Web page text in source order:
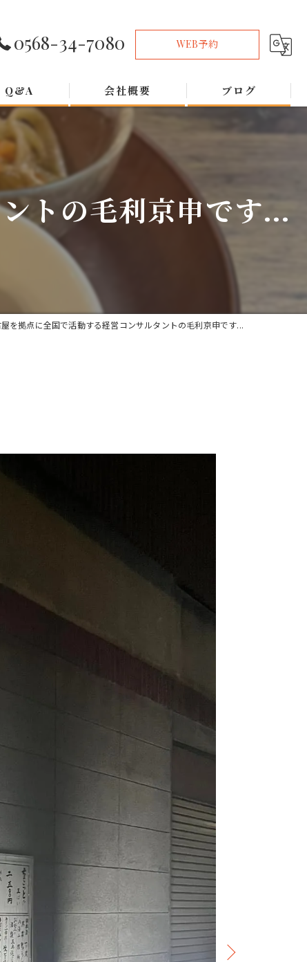
0568-34-7080 WEB予約
Q&A 会社概要 ブログ
トの毛利京申です...
を拠点に全国で活動する経営コンサルタントの毛利京申です...